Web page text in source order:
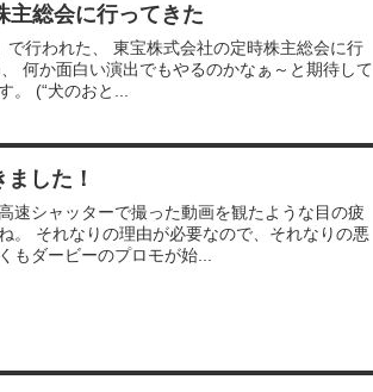
主総会に行ってきた
行われた、 東宝株式会社の定時株主総会に行
何か面白い演出でもやるのかなぁ～と期待して
。 (“犬のおと...
した！
速シャッターで撮った動画を観たような目の疲
。 それなりの理由が必要なので、それなりの悪
もダービーのプロモが始...